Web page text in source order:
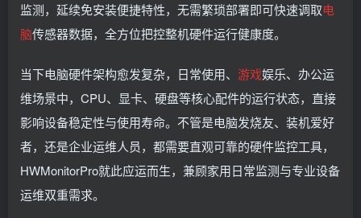
监测，延续免安装便捷特性，无需繁琐部署即可快速调取电
脑传感器数据，全方位把控整机硬件运行健康度。
当下电脑硬件架构愈发复杂，日常使用、 游戏娱乐、办公运
维场景中，CPU、显卡、硬盘等核心配件的运行状态，直接
影响设备稳定性与使用寿命。不管是电脑发烧友、装机爱好
者，还是企业运维人员，都需要直观可靠的硬件监控工具，
HWMonitorPro就此应运而生，兼顾家用日常监测与专业设备
运维双重需求。